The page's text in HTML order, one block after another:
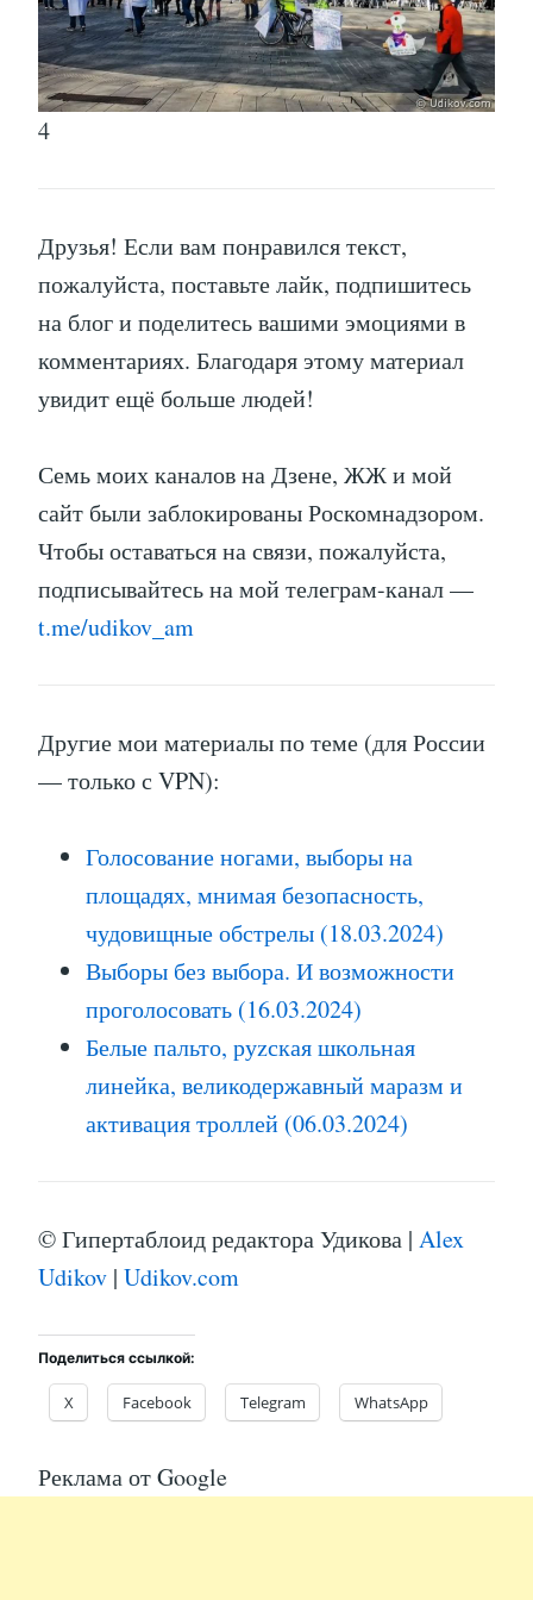
4
Друзья! Если вам понравился текст,
пожалуйста, поставьте лайк, подпишитесь
на блог и поделитесь вашими эмоциями в
комментариях. Благодаря этому материал
увидит ещё больше людей!
Семь моих каналов на Дзене, ЖЖ и мой
сайт были заблокированы Роскомнадзором.
Чтобы оставаться на связи, пожалуйста,
подписывайтесь на мой телеграм-канал —
t.me/udikov_am
Другие мои материалы по теме (для России
— только с VPN):
Голосование ногами, выборы на
площадях, мнимая безопасность,
чудовищные обстрелы (18.03.2024)
Выборы без выбора. И возможности
проголосовать (16.03.2024)
Белые пальто, руzская школьная
линейка, великодержавный маразм и
активация троллей (06.03.2024)
© Гипертаблоид редактора Удикова | Alex
Udikov | Udikov.com
Поделиться ссылкой:
X Facebook Telegram WhatsApp
Реклама от Google